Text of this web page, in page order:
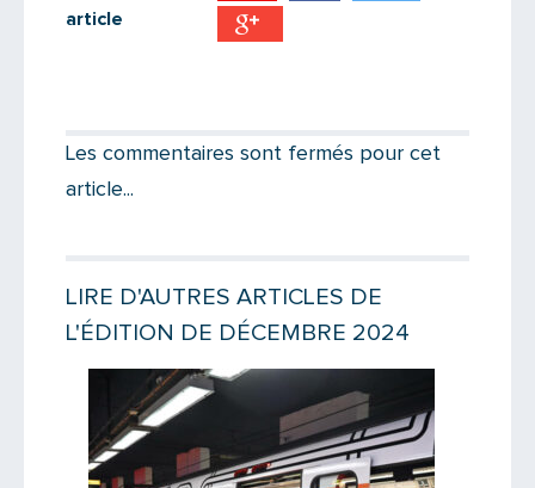
article
Message
Les commentaires sont fermés pour cet
article...
LIRE D'AUTRES ARTICLES DE
L'ÉDITION DE DÉCEMBRE 2024
Lire la suite